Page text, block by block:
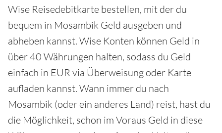
Wise Reisedebitkarte bestellen, mit der du
bequem in Mosambik Geld ausgeben und
abheben kannst. Wise Konten können Geld in
über 40 Währungen halten, sodass du Geld
einfach in EUR via Überweisung oder Karte
aufladen kannst. Wann immer du nach
Mosambik (oder ein anderes Land) reist, hast du
die Möglichkeit, schon im Voraus Geld in diese